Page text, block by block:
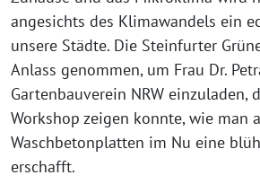
angesichts des Klimawandels ein
unsere Städte. Die Steinfurter
Anlass genommen, um Frau Dr.
Gartenbauverein NRW einzuladen,
Workshop zeigen konnte, wie man
Waschbetonplatten im Nu eine
erschafft.